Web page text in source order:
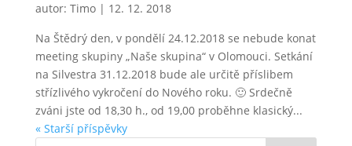
autor: Timo| 12. 12. 2018
Na Štědrý den, v pondělí 24.12.2018 se nebude konat
meeting skupiny „Naše skupina“ v Olomouci. Setkání
na Silvestra 31.12.2018 bude ale určitě příslibem
střízlivého vykročení do Nového roku. 🙂 Srdečně
zváni jste od 18,30 h., od 19,00 proběhne klasický...
« Starší příspěvky